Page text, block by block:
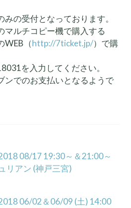
の受付となっております。
マルチコピー機で購入する
WEB（http://7ticket.jp/）で購
を入力してください。
ンでのお支払いとなるようで
08/17 19:30～＆21:00～
リアン (神戸三宮)
06/02＆06/09 (土) 14:00